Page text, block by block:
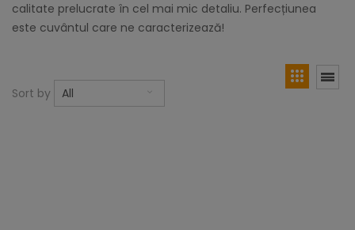
calitate prelucrate în cel mai mic detaliu. Perfecțiunea
este cuvântul care ne caracterizează!
Sort by All